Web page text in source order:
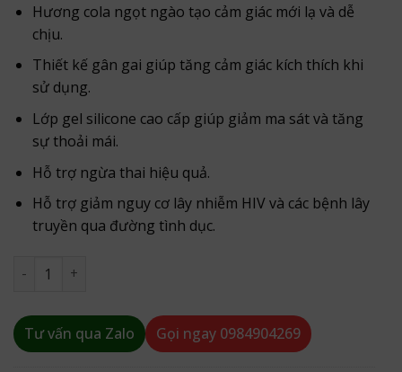
Hương cola ngọt ngào tạo cảm giác mới lạ và dễ
chịu.
Thiết kế gân gai giúp tăng cảm giác kích thích khi
sử dụng.
Lớp gel silicone cao cấp giúp giảm ma sát và tăng
sự thoải mái.
Hỗ trợ ngừa thai hiệu quả.
Hỗ trợ giảm nguy cơ lây nhiễm HIV và các bệnh lây
truyền qua đường tình dục.
Bao Cao Su Love Kiss Maxxmen Cola Gân Gai Kéo Dài Thời
Tư vấn qua Zalo Gọi ngay 0984904269